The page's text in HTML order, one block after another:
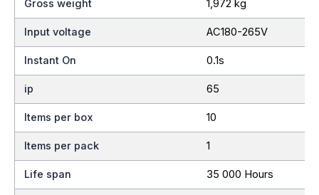
Gross weight 1,972 kg
Input voltage AC180-265V
Instant On 0.1s
ip 65
Items per box 10
Items per pack 1
Life span 35 000 Hours